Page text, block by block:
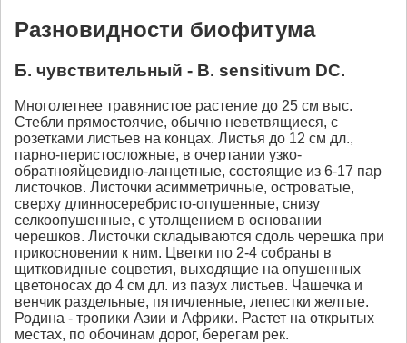
Разновидности биофитума
Б. чувствительный - B. sensitivum DC.
Многолетнее травянистое растение до 25 см выс.
Стебли прямостоячие, обычно неветвящиеся, с
розетками листьев на концах. Листья до 12 см дл.,
парно-перистосложные, в очертании узко-
обратнояйцевидно-ланцетные, состоящие из 6-17 пар
листочков. Листочки асимметричные, островатые,
сверху длинносеребристо-опушенные, снизу
селкоопушенные, с утолщением в основании
черешков. Листочки складываются сдоль черешка при
прикосновении к ним. Цветки по 2-4 собраны в
щитковидные соцветия, выходящие на опушенных
цветоносах до 4 см дл. из пазух листьев. Чашечка и
венчик раздельные, пятичленные, лепестки желтые.
Родина - тропики Азии и Африки. Растет на открытых
местах, по обочинам дорог, берегам рек.